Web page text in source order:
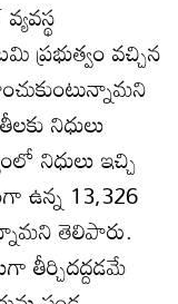
వచ్చిన
నిధులు
నిధులు ఇచ్చి
ఉన్న 13,326
తెలిపారు.
తీర్చిదద్దడమే